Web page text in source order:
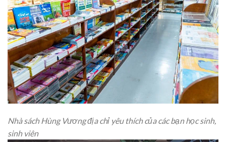
Nhà sách Hùng Vương địa chỉ yêu thích của các bạn học sinh,
sinh viên